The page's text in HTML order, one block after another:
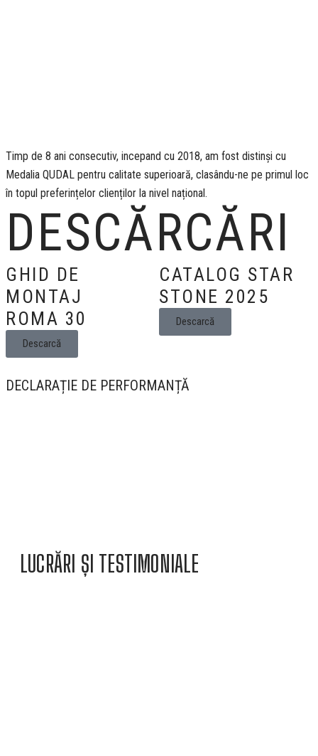
Timp de 8 ani consecutiv, incepand cu 2018, am fost distinși cu
Medalia QUDAL pentru calitate superioară, clasându-ne pe primul loc
în topul preferințelor clienților la nivel național.
DESCĂRCĂRI
GHID DE
MONTAJ
ROMA 30
Descarcă
CATALOG STAR
STONE 2025
Descarcă
DECLARAȚIE DE PERFORMANȚĂ
LUCRĂRI ȘI TESTIMONIALE